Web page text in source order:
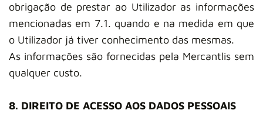
obrigação de prestar ao Utilizador as informações
mencionadas em 7.1. quando e na medida em que
o Utilizador já tiver conhecimento das mesmas.
As informações são fornecidas pela Mercantlis sem
qualquer custo.
8. DIREITO DE ACESSO AOS DADOS PESSOAIS